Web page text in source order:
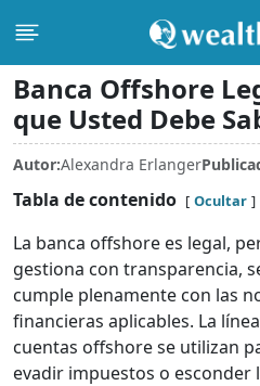
Banca Offshore
que Usted Debe
Autor:Alexandra Erlanger
Tabla de contenido Ocultar
La banca offshore es legal,
gestiona con transparencia,
cumple plenamente con las
financieras aplicables. La
cuentas offshore se utilizan
evadir impuestos o esconder